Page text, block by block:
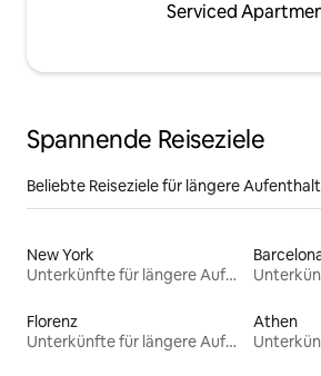
Serviced
Spannende Reiseziele
Beliebte Reiseziele für längere
New York
Unterkünfte für längere Aufenthalte
Florenz
Unterkünfte für längere Aufenthalte
Athen